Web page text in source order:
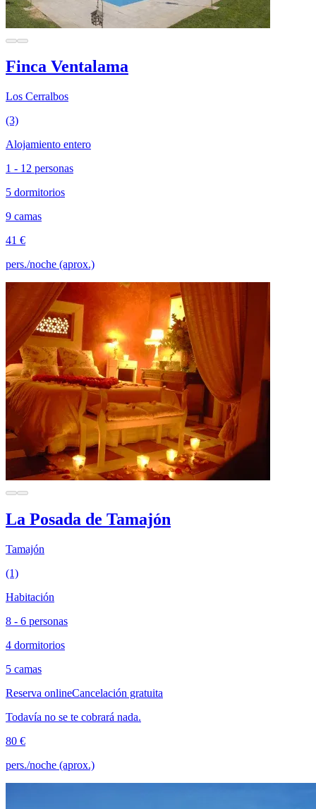
Finca Ventalama
Los Cerralbos
(3)
Alojamiento entero
1 - 12 personas
5 dormitorios
9 camas
41 €
pers./noche (aprox.)
La Posada de Tamajón
Tamajón
(1)
Habitación
8 - 6 personas
4 dormitorios
5 camas
Reserva onlineCancelación gratuita
Todavía no se te cobrará nada.
80 €
pers./noche (aprox.)